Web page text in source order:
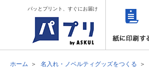
パッとプリント、すぐにお届け
ホーム 名入れ・ノベルティグッズをつくる